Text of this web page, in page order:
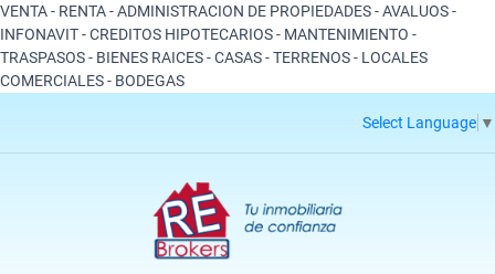
VENTA - RENTA - ADMINISTRACION DE PROPIEDADES - AVALUOS -
INFONAVIT - CREDITOS HIPOTECARIOS - MANTENIMIENTO -
TRASPASOS - BIENES RAICES - CASAS - TERRENOS - LOCALES
COMERCIALES - BODEGAS
Select Language ▼